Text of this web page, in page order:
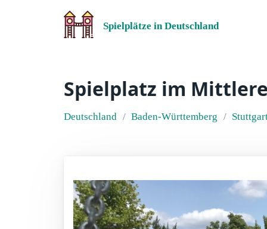
Spielplätze in Deutschland
Spielplatz im
Deutschland Baden-Württemberg